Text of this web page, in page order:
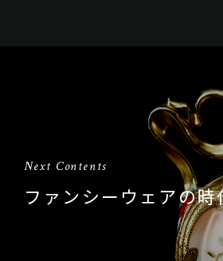
Next Contents
ファンシーウェアの時